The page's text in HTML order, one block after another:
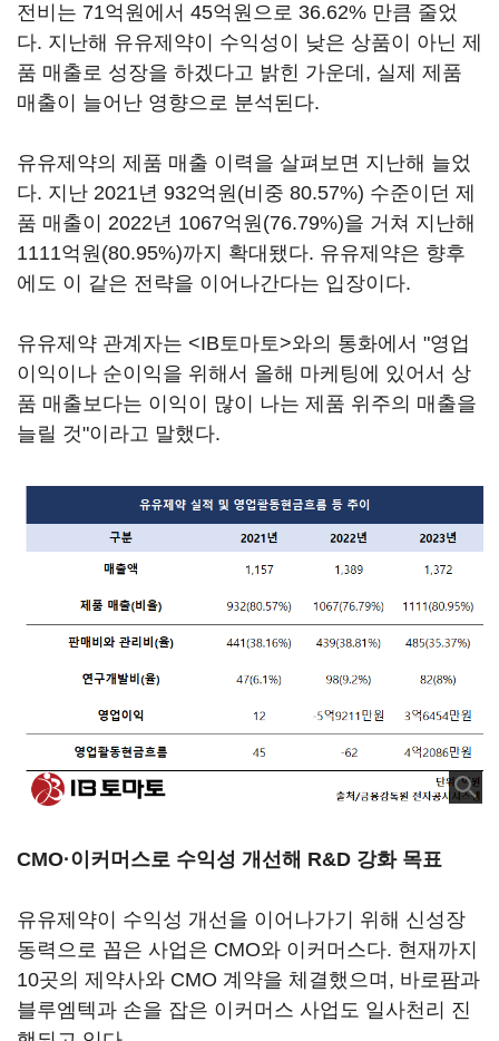
전비는 71억원에서 45억원으로 36.62% 만큼 줄었
다. 지난해 유유제약이 수익성이 낮은 상품이 아닌 제
품 매출로 성장을 하겠다고 밝힌 가운데, 실제 제품
매출이 늘어난 영향으로 분석된다.
유유제약의 제품 매출 이력을 살펴보면 지난해 늘었
다. 지난 2021년 932억원(비중 80.57%) 수준이던 제
품 매출이 2022년 1067억원(76.79%)을 거쳐 지난해
1111억원(80.95%)까지 확대됐다. 유유제약은 향후
에도 이 같은 전략을 이어나간다는 입장이다.
유유제약 관계자는 <IB토마토>와의 통화에서 "영업
이익이나 순이익을 위해서 올해 마케팅에 있어서 상
품 매출보다는 이익이 많이 나는 제품 위주의 매출을
늘릴 것"이라고 말했다.
CMO·이커머스로 수익성 개선해 R&D 강화 목표
유유제약이 수익성 개선을 이어나가기 위해 신성장
동력으로 꼽은 사업은 CMO와 이커머스다. 현재까지
10곳의 제약사와 CMO 계약을 체결했으며, 바로팜과
블루엠텍과 손을 잡은 이커머스 사업도 일사천리 진